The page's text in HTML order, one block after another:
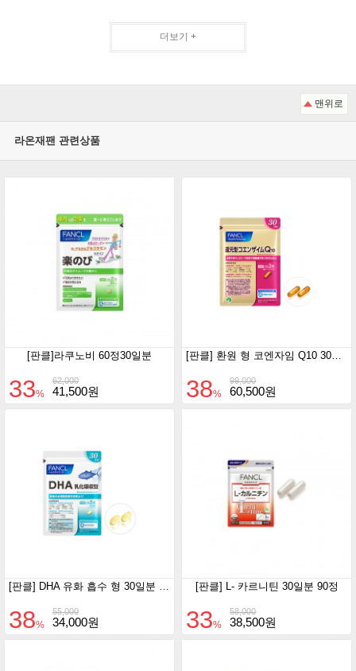
더보기 +
맨위로
라온재팬 관련상품
[판클]라쿠노비 60정30일분
62,000
33% 41,500원
99,000
38% 60,500원
[판클] DHA 유화 흡수 형 30일분 150정
55,000
38% 34,000원
[판클] L- 카르니틴 30일분 90정
58,000
33% 38,500원